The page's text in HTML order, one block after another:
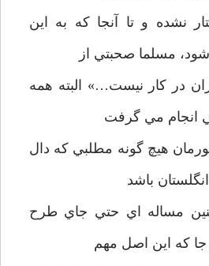
نشده و تا آنجا كه به اين
مسلما صحبتي از
در كار نيست…» البته همه
انجام مي گرفت
هيچ گونه مطلبي كه دال
باشد
مساله اي حتي جاي طرح
جا كه اين اصل مهم